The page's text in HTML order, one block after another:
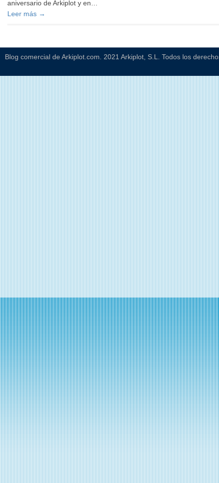
aniversario de Arkiplot y en…
Leer más →
Blog comercial de Arkiplot.com. 2021 Arkiplot, S.L. Todos los